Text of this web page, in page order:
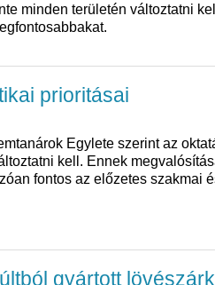
minden területén változtatni
prioritásai
Egylete szerint az
kell. Ennek
fontos az előzetes szakmai
gyártott